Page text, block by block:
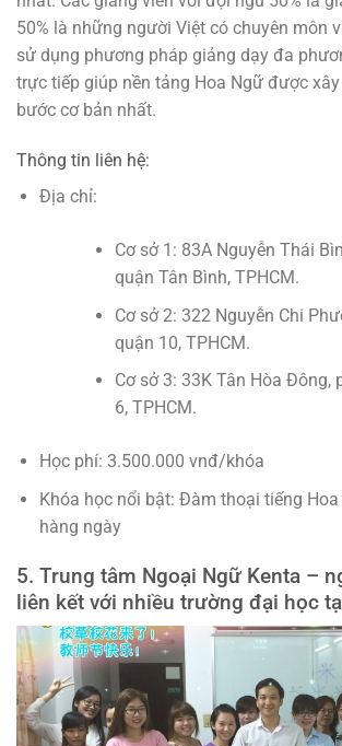
50% là những người Việt có chuyên môn
sử dụng phương pháp giảng dạy đa
trực tiếp giúp nền tảng Hoa Ngữ được
bước cơ bản nhất.
Thông tin liên hệ:
Địa chỉ:
Cơ sở 1: 83A Nguyễn Thái
quận Tân Bình, TPHCM.
Cơ sở 2: 322 Nguyễn Chi
quận 10, TPHCM.
Cơ sở 3: 33K Tân Hòa Đông,
6, TPHCM.
Học phí: 3.500.000 vnđ/khóa
Khóa học nổi bật: Đàm thoại tiếng
hàng ngày
5. Trung tâm Ngoại Ngữ Kenta –
liên kết với nhiều trường đại học